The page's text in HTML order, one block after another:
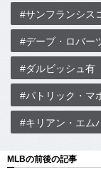
#サンフランシス
#デーブ・ロバー
#ダルビッシュ有
#パトリック・マ
#キリアン・エム
MLBの前後の記事